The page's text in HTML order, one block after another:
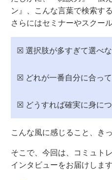
ン』、こんな言葉で検索す
さらにはセミナーやスクー
☒ 選択肢が多すぎて選べな
☒ どれが一番自分に合っ
☒ どうすれば確実に身につ
こんな風に感じること、き
そこで、今回は、コミュト
インタビューをお届けします